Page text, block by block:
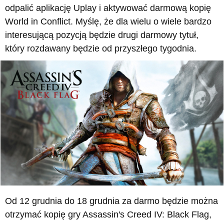
odpalić aplikację Uplay i aktywować darmową kopię
World in Conflict. Myślę, że dla wielu o wiele bardzo
interesującą pozycją będzie drugi darmowy tytuł,
który rozdawany będzie od przyszłego tygodnia.
Od 12 grudnia do 18 grudnia za darmo będzie można
otrzymać kopię gry Assassin's Creed IV: Black Flag,